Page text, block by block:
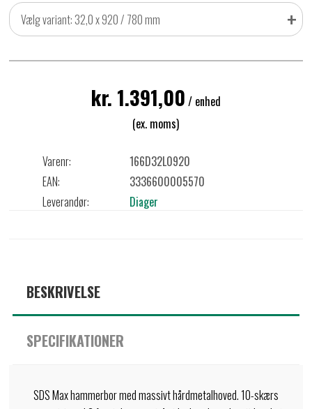
Vælg variant: 32,0 x 920 / 780 mm +
kr. 1.391,00 / enhed
(ex. moms)
Varenr:
166D32L0920
EAN:
3336600005570
Leverandør:
Diager
BESKRIVELSE
SPECIFIKATIONER
SDS Max hammerbor med massivt hårdmetalhoved. 10-skærs